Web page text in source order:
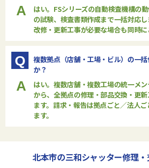
A
はい。FSシリーズの自動検査機構の
の試験、検査書類作成まで一括対応し
改修・更新工事が必要な場合も同時に
Q
複数拠点（店舗・工場・ビル）の一
か？
A
はい。複数店舗・複数工場の統一メ
から、全拠点の修理・部品交換・更
ます。請求・報告は拠点ごと／法人
ます。
北本市の三和シャッター修理